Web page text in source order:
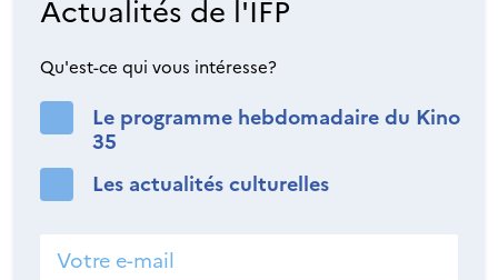
Actualités de l'IFP
Qu'est-ce qui vous intéresse?
Le programme hebdomadaire du Kino
35
Les actualités culturelles